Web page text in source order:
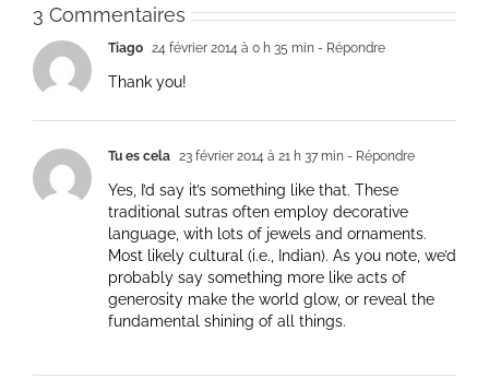
3 Commentaires
Tiago 24 février 2014 à 0 h 35 min - Répondre
Thank you!
Tu es cela 23 février 2014 à 21 h 37 min - Répondre
Yes, I’d say it’s something like that. These
traditional sutras often employ decorative
language, with lots of jewels and ornaments.
Most likely cultural (i.e., Indian). As you note, we’d
probably say something more like acts of
generosity make the world glow, or reveal the
fundamental shining of all things.